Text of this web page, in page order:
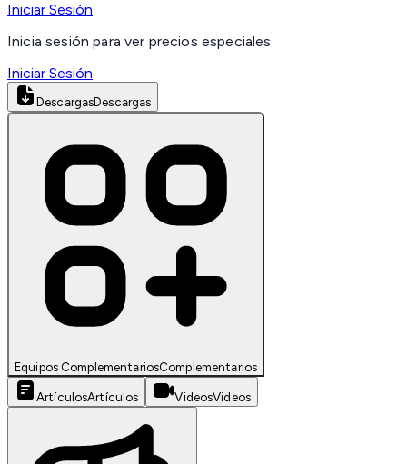
Iniciar Sesión
Inicia sesión para ver precios especiales
Iniciar Sesión
DescargasDescargas
Equipos ComplementariosComplementarios
ArtículosArtículos VideosVideos